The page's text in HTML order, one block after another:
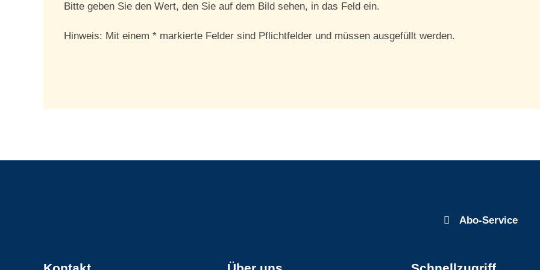
Bitte geben Sie den Wert, den Sie auf dem Bild sehen, in das Feld ein.
Hinweis: Mit einem * markierte Felder sind Pflichtfelder und müssen ausgefüllt werden.
Abo-Service